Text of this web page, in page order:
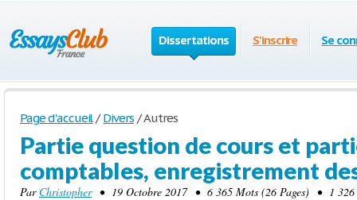
Dissertations S'inscrire Se
Page d'accueil / Divers /Autres
Partie question de cours et
comptables, enregistrement
Par Christopher• 19 Octobre 2017 • 6 365 Mots (26 Pages) • 1 326